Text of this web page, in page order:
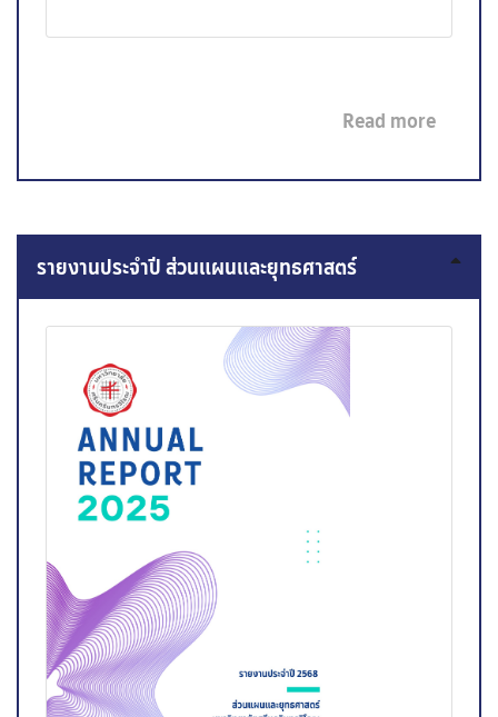
Read more
รายงานประจำปี ส่วนแผนและยุทธศาสตร์